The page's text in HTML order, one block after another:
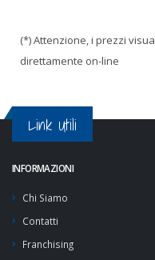
(*) Attenzione, i prezzi
direttamente on-line
Link Utili
INFORMAZIONI
Chi Siamo
Contatti
Franchising